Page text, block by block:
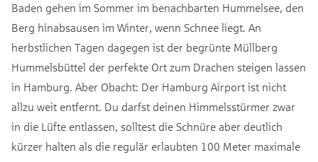
Baden gehen im Sommer im benachbarten Hummelsee, den
Berg hinabsausen im Winter, wenn Schnee liegt. An
herbstlichen Tagen dagegen ist der begrünte Müllberg
Hummelsbüttel der perfekte Ort zum Drachen steigen lassen
in Hamburg. Aber Obacht: Der Hamburg Airport ist nicht
allzu weit entfernt. Du darfst deinen Himmelsstürmer zwar
in die Lüfte entlassen, solltest die Schnüre aber deutlich
kürzer halten als die regulär erlaubten 100 Meter maximale